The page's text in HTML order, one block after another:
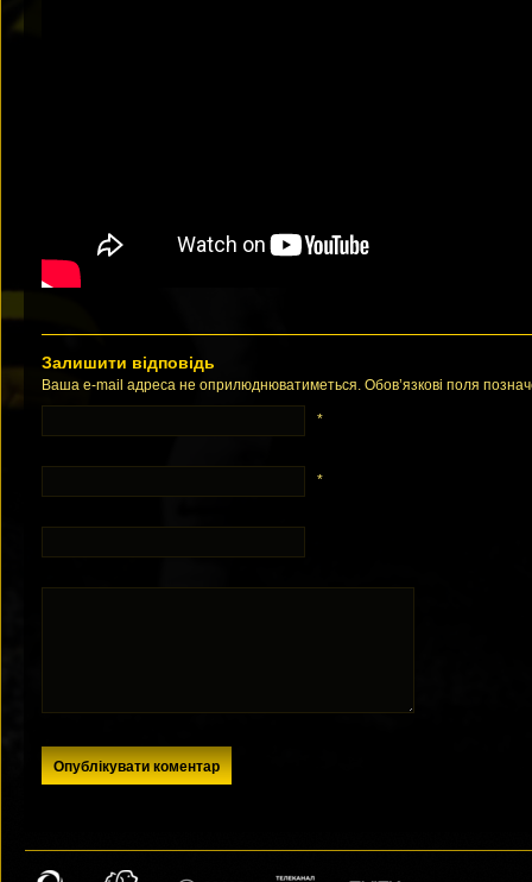
Залишити відповідь
Ваша e-mail адреса не оприлюднюватиметься. Обов’язкові поля
*
*